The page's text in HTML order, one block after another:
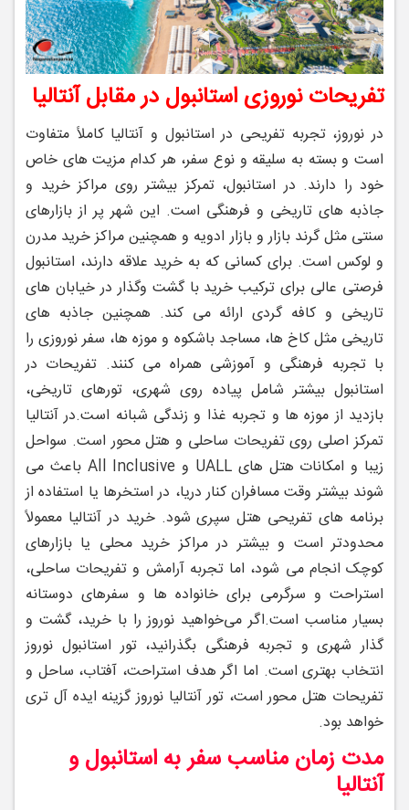
تفریحات نوروزی استانبول در مقابل آنتالیا
در نوروز، تجربه تفریحی در استانبول و آنتالیا کاملاً متفاوت
است و بسته به سلیقه و نوع سفر، هر کدام مزیت‌ های خاص
خود را دارند. در استانبول، تمرکز بیشتر روی مراکز خرید و
جاذبه ‌های تاریخی و فرهنگی است. این شهر پر از بازارهای
سنتی مثل گرند بازار و بازار ادویه و همچنین مراکز خرید مدرن
و لوکس است. برای کسانی که به خرید علاقه دارند، استانبول
فرصتی عالی برای ترکیب خرید با گشت‌ وگذار در خیابان‌ های
تاریخی و کافه ‌گردی ارائه می ‌کند. همچنین جاذبه ‌های
تاریخی مثل کاخ ‌ها، مساجد باشکوه و موزه‌ ها، سفر نوروزی را
با تجربه فرهنگی و آموزشی همراه می ‌کنند. تفریحات در
استانبول بیشتر شامل پیاده‌ روی شهری، تورهای تاریخی،
بازدید از موزه‌ ها و تجربه غذا و زندگی شبانه است.در آنتالیا
تمرکز اصلی روی تفریحات ساحلی و هتل‌ محور است. سواحل
زیبا و امکانات هتل ‌های UALL و All Inclusive باعث می
‌شوند بیشتر وقت مسافران کنار دریا، در استخرها یا استفاده از
برنامه ‌های تفریحی هتل سپری شود. خرید در آنتالیا معمولاً
محدودتر است و بیشتر در مراکز خرید محلی یا بازارهای
کوچک انجام می ‌شود، اما تجربه آرامش و تفریحات ساحلی،
استراحت و سرگرمی برای خانواده‌ ها و سفرهای دوستانه
بسیار مناسب است.اگر می‌خواهید نوروز را با خرید، گشت ‌و
گذار شهری و تجربه فرهنگی بگذرانید، تور استانبول نوروز
انتخاب بهتری است. اما اگر هدف‌ استراحت، آفتاب، ساحل و
تفریحات هتل‌ محور است، تور آنتالیا نوروز گزینه ایده ‌آل‌ تری
خواهد بود.
مدت زمان مناسب سفر به استانبول و
آنتالیا